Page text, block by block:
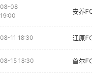
08-08
19:00
安养
08-11 18:30 江原
08-15 18:30 首尔